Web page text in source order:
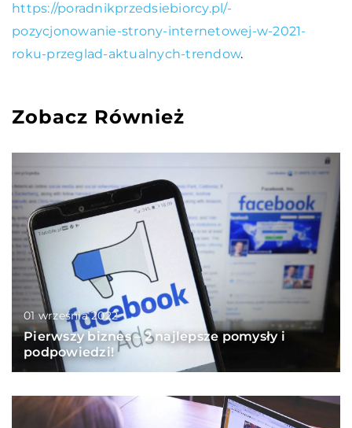
https://poradnikprzedsiebiorcy.pl/-
pozycjonowanie-strony-internetowej-w-2021-
roku-przeglad-aktualnych-trendow.
Zobacz Również
01 września 2022
Pierwszy biznes – 2 najlepsze pomysły i
podpowiedzi!